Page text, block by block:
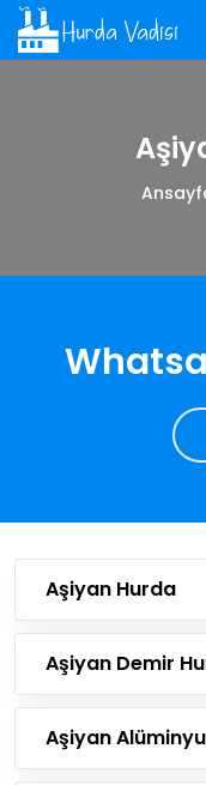
Aşiyan Hurda
Aşiyan Demir
Aşiyan